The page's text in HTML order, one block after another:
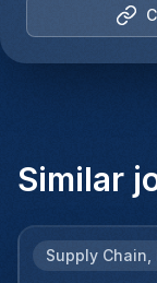
Similar
Supply